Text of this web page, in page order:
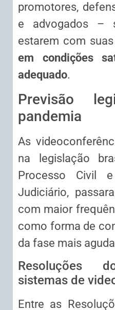
promotores,
e advogados –
estarem com
em condições
adequado.
Previsão
pandemia
As
na legislação
Processo Civil
Judiciário,
com maior
como forma de
da fase mais
Resoluções
sistemas de
Entre as